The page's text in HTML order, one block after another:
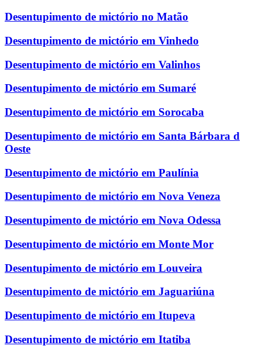
Desentupimento de mictório no Matão
Desentupimento de mictório em Vinhedo
Desentupimento de mictório em Valinhos
Desentupimento de mictório em Sumaré
Desentupimento de mictório em Sorocaba
Desentupimento de mictório em Santa Bárbara d
Oeste
Desentupimento de mictório em Paulínia
Desentupimento de mictório em Nova Veneza
Desentupimento de mictório em Nova Odessa
Desentupimento de mictório em Monte Mor
Desentupimento de mictório em Louveira
Desentupimento de mictório em Jaguariúna
Desentupimento de mictório em Itupeva
Desentupimento de mictório em Itatiba